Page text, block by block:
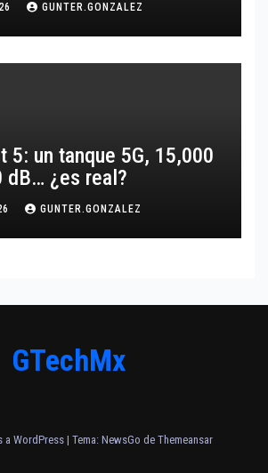
GUNTER.GONZALEZ
5: un tanque 5G, 15,000
dB… ¿es real?
GUNTER.GONZALEZ
GTechMx
a WordPress | Tema: NewsGo de Themeansar